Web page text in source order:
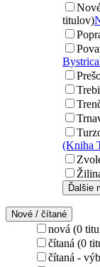
titulov)
(Kniha
Ďalšie
Nové / čítané
nová (0
čítaná (0
čítaná -